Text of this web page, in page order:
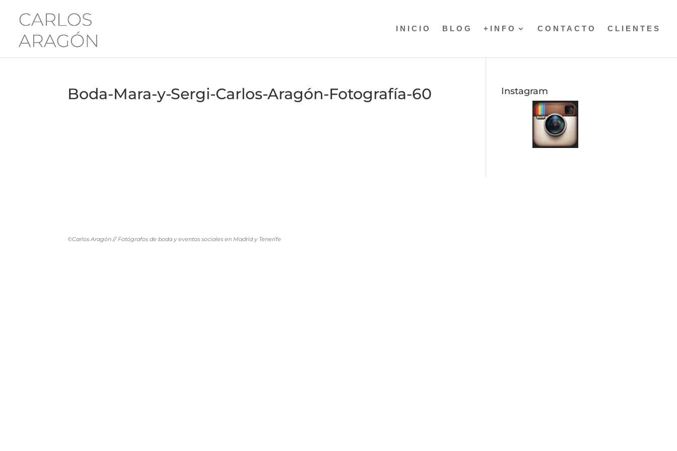
INICIO BLOG +INFO CONTACTO CLIENTES
Boda-Mara-y-Sergi-Carlos-Aragón-Fotografía-60 Instagram
©Carlos Aragón // Fotógrafos de boda y eventos sociales en Madrid y Tenerife